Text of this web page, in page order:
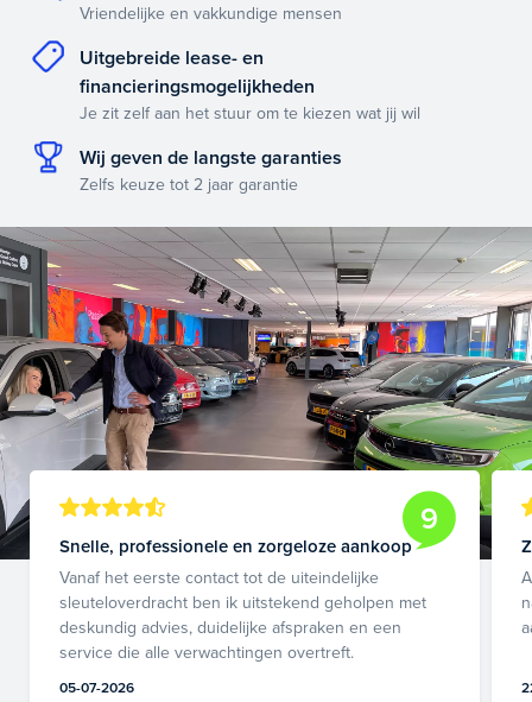
Vriendelijke en vakkundige mensen
Uitgebreide lease- en
financieringsmogelijkheden
Je zit zelf aan het stuur om te kiezen wat jij wil
Wij geven de langste garanties
Zelfs keuze tot 2 jaar garantie
9
Snelle, professionele en zorgeloze aankoop
Vanaf het eerste contact tot de uiteindelijke
sleuteloverdracht ben ik uitstekend geholpen met
deskundig advies, duidelijke afspraken en een
service die alle verwachtingen overtreft.
05-07-2026